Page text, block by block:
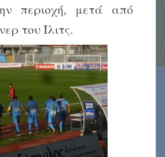
περιοχή, μετά από
του Ίλιτς.